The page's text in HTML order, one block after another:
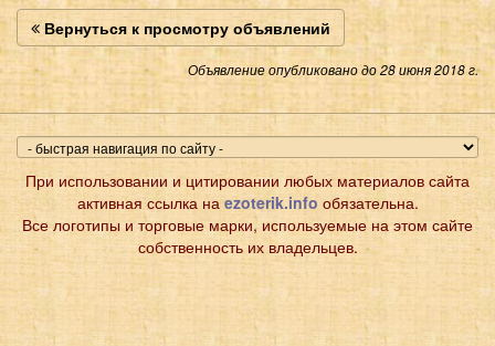
Вернуться к просмотру объявлений
Объявление опубликовано до 28 июня 2018 г.
При использовании и цитировании любых материалов сайта
активная ссылка на ezoterik.info обязательна.
Все логотипы и торговые марки, используемые на этом сайте
собственность их владельцев.